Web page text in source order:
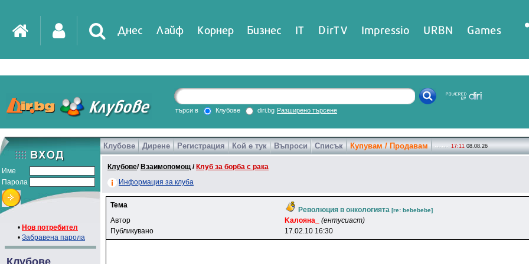
Днес Лайф Корнер Бизнес IT DirTV Impressio URBN Games
търси в Клубове diri.bg Разширено търсене
Име
Парола
• Нов потребител
• Забравена парола
Клубове
Клубове Дирене Регистрация Кой е тук Въпроси Списък Купувам / Продавам 17:11 08.08.26
Клубове/ Взаимопомощ / Клуб за борба с рака
Информация за клуба
Тема
Революция в онкологията [re: bebebebe]
Автор Kaлoянa_
(ентусиаст)
Публикувано
17.02.10 16:30